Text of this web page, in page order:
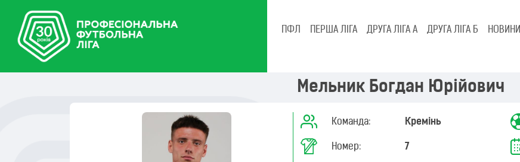
ПФЛ ПЕРША ЛІГА ДРУГА ЛІГА А ДРУГА ЛІГА Б НОВИНИ
Мельник Богдан Юрійович
Команда: Кремінь
Номер: 7